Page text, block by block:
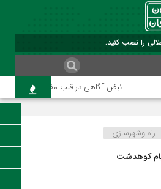
را نصب کنید.
نبض آگاهی در قلب مفرغ؛ واکاوی
راه وشهرسازی
بام کوهدشت